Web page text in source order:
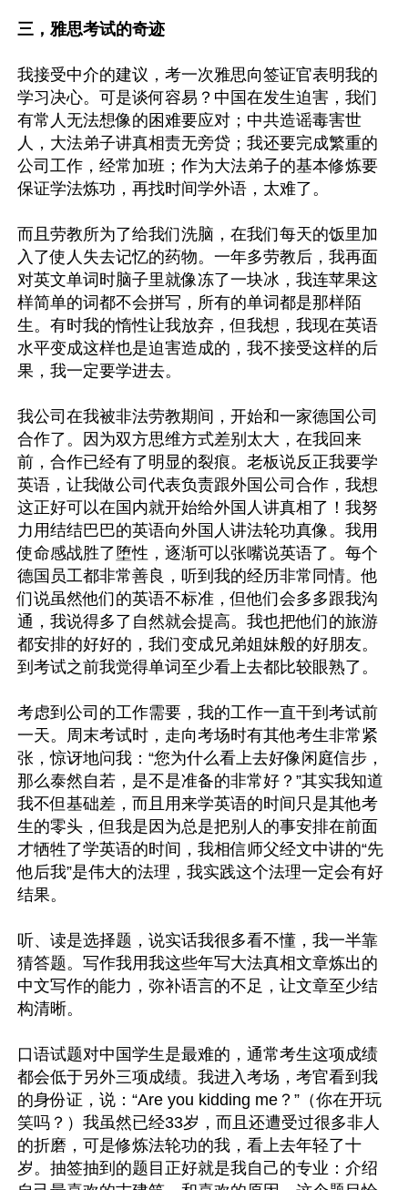
三，雅思考试的奇迹
我接受中介的建议，考一次雅思向签证官表明我的
学习决心。可是谈何容易？中国在发生迫害，我们
有常人无法想像的困难要应对；中共造谣毒害世
人，大法弟子讲真相责无旁贷；我还要完成繁重的
公司工作，经常加班；作为大法弟子的基本修炼要
保证学法炼功，再找时间学外语，太难了。
而且劳教所为了给我们洗脑，在我们每天的饭里加
入了使人失去记忆的药物。一年多劳教后，我再面
对英文单词时脑子里就像冻了一块冰，我连苹果这
样简单的词都不会拼写，所有的单词都是那样陌
生。有时我的惰性让我放弃，但我想，我现在英语
水平变成这样也是迫害造成的，我不接受这样的后
果，我一定要学进去。
我公司在我被非法劳教期间，开始和一家德国公司
合作了。因为双方思维方式差别太大，在我回来
前，合作已经有了明显的裂痕。老板说反正我要学
英语，让我做公司代表负责跟外国公司合作，我想
这正好可以在国内就开始给外国人讲真相了！我努
力用结结巴巴的英语向外国人讲法轮功真像。我用
使命感战胜了堕性，逐渐可以张嘴说英语了。每个
德国员工都非常善良，听到我的经历非常同情。他
们说虽然他们的英语不标准，但他们会多多跟我沟
通，我说得多了自然就会提高。我也把他们的旅游
都安排的好好的，我们变成兄弟姐妹般的好朋友。
到考试之前我觉得单词至少看上去都比较眼熟了。
考虑到公司的工作需要，我的工作一直干到考试前
一天。周末考试时，走向考场时有其他考生非常紧
张，惊讶地问我：“您为什么看上去好像闲庭信步，
那么泰然自若，是不是准备的非常好？”其实我知道
我不但基础差，而且用来学英语的时间只是其他考
生的零头，但我是因为总是把别人的事安排在前面
才牺牲了学英语的时间，我相信师父经文中讲的“先
他后我”是伟大的法理，我实践这个法理一定会有好
结果。
听、读是选择题，说实话我很多看不懂，我一半靠
猜答题。写作我用我这些年写大法真相文章炼出的
中文写作的能力，弥补语言的不足，让文章至少结
构清晰。
口语试题对中国学生是最难的，通常考生这项成绩
都会低于另外三项成绩。我进入考场，考官看到我
的身份证，说：“Are you kidding me？”（你在开玩
笑吗？）我虽然已经33岁，而且还遭受过很多非人
的折磨，可是修炼法轮功的我，看上去年轻了十
岁。抽签抽到的题目正好就是我自己的专业：介绍